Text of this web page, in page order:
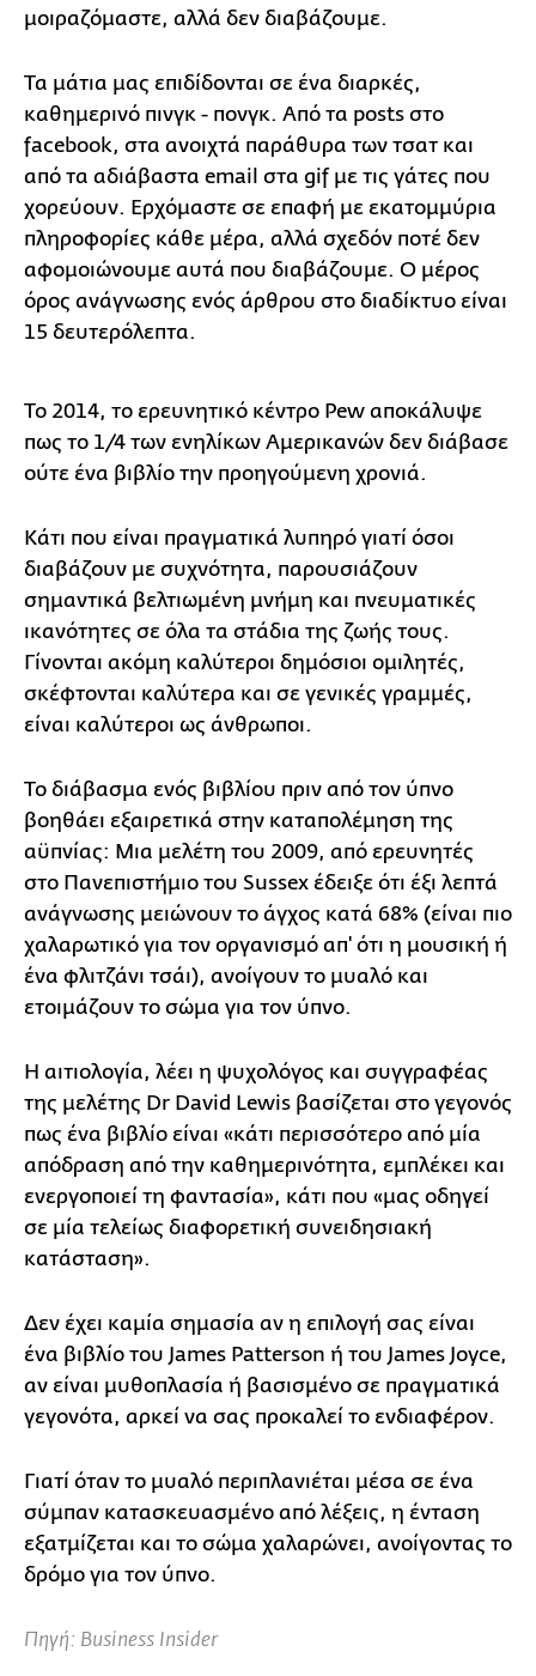
μοιραζόμαστε, αλλά δεν διαβάζουμε.
Τα μάτια μας επιδίδονται σε ένα διαρκές,
καθημερινό πινγκ - πονγκ. Από τα posts στο
facebook, στα ανοιχτά παράθυρα των τσατ και
από τα αδιάβαστα email στα gif με τις γάτες που
χορεύουν. Ερχόμαστε σε επαφή με εκατομμύρια
πληροφορίες κάθε μέρα, αλλά σχεδόν ποτέ δεν
αφομοιώνουμε αυτά που διαβάζουμε. Ο μέρος
όρος ανάγνωσης ενός άρθρου στο διαδίκτυο είναι
15 δευτερόλεπτα.
Το 2014, το ερευνητικό κέντρο Pew αποκάλυψε
πως το 1/4 των ενηλίκων Αμερικανών δεν διάβασε
ούτε ένα βιβλίο την προηγούμενη χρονιά.
Κάτι που είναι πραγματικά λυπηρό γιατί όσοι
διαβάζουν με συχνότητα, παρουσιάζουν
σημαντικά βελτιωμένη μνήμη και πνευματικές
ικανότητες σε όλα τα στάδια της ζωής τους.
Γίνονται ακόμη καλύτεροι δημόσιοι ομιλητές,
σκέφτονται καλύτερα και σε γενικές γραμμές,
είναι καλύτεροι ως άνθρωποι.
Το διάβασμα ενός βιβλίου πριν από τον ύπνο
βοηθάει εξαιρετικά στην καταπολέμηση της
αϋπνίας: Μια μελέτη του 2009, από ερευνητές
στο Πανεπιστήμιο του Sussex έδειξε ότι έξι λεπτά
ανάγνωσης μειώνουν το άγχος κατά 68% (είναι πιο
χαλαρωτικό για τον οργανισμό απ' ότι η μουσική ή
ένα φλιτζάνι τσάι), ανοίγουν το μυαλό και
ετοιμάζουν το σώμα για τον ύπνο.
Η αιτιολογία, λέει η ψυχολόγος και συγγραφέας
της μελέτης Dr David Lewis βασίζεται στο γεγονός
πως ένα βιβλίο είναι «κάτι περισσότερο από μία
απόδραση από την καθημερινότητα, εμπλέκει και
ενεργοποιεί τη φαντασία», κάτι που «μας οδηγεί
σε μία τελείως διαφορετική συνειδησιακή
κατάσταση».
Δεν έχει καμία σημασία αν η επιλογή σας είναι
ένα βιβλίο του James Patterson ή του James Joyce,
αν είναι μυθοπλασία ή βασισμένο σε πραγματικά
γεγονότα, αρκεί να σας προκαλεί το ενδιαφέρον.
Γιατί όταν το μυαλό περιπλανιέται μέσα σε ένα
σύμπαν κατασκευασμένο από λέξεις, η ένταση
εξατμίζεται και το σώμα χαλαρώνει, ανοίγοντας το
δρόμο για τον ύπνο.
Πηγή: Business Insider